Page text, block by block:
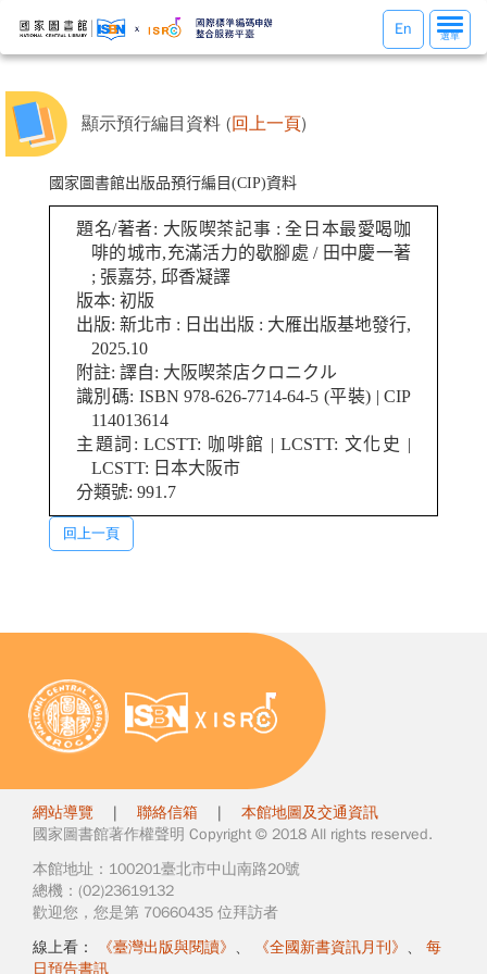
選
單
選單
En
顯示預行編目資料 (回上一頁)
國家圖書館出版品預行編目(CIP)資料
題名/著者: 大阪喫茶記事 : 全日本最愛喝咖
啡的城市,充滿活力的歇腳處 / 田中慶一著
; 張嘉芬, 邱香凝譯
版本: 初版
出版: 新北市 : 日出出版 : 大雁出版基地發行,
2025.10
附註: 譯自: 大阪喫茶店クロニクル
識別碼: ISBN 978-626-7714-64-5 (平裝) | CIP
114013614
主題詞: LCSTT: 咖啡館 | LCSTT: 文化史 |
LCSTT: 日本大阪市
分類號: 991.7
回上一頁
網站導覽 | 聯絡信箱 | 本館地圖及交通資訊
國家圖書館著作權聲明 Copyright © 2018 All rights reserved.
本館地址：100201臺北市中山南路20號
總機：(02)23619132
歡迎您，您是第 70660435 位拜訪者
線上看：
《臺灣出版與閱讀》 、 《全國新書資訊月刊》 、 每
日預告書訊